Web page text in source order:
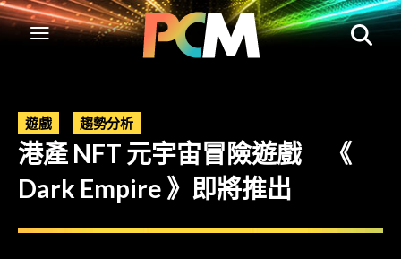
遊戲 趨勢分析
港產 NFT 元宇宙冒險遊戲 《
Dark Empire 》即將推出